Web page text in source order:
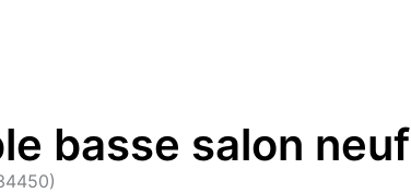
basse salon neuf